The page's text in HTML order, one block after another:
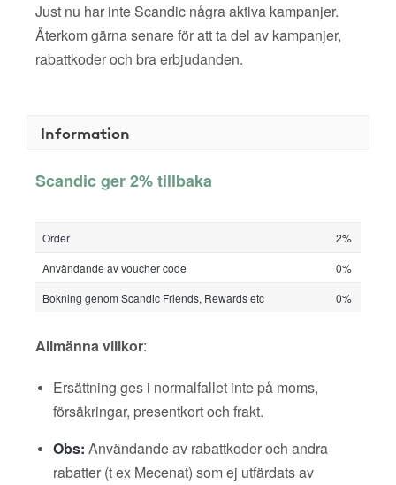
Just nu har inte Scandic några aktiva kampanjer.
Återkom gärna senare för att ta del av kampanjer,
rabattkoder och bra erbjudanden.
Information
Scandic ger 2% tillbaka
Order
2%
Användande av voucher code
0%
Bokning genom Scandic Friends, Rewards etc
0%
Allmänna villkor:
Ersättning ges i normalfallet inte på moms,
försäkringar, presentkort och frakt.
Obs: Användande av rabattkoder och andra
rabatter (t ex Mecenat) som ej utfärdats av